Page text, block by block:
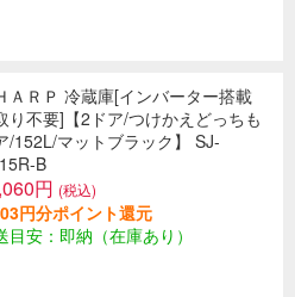
ＡＲＰ 冷蔵庫[インバーター搭載
り不要]【2ドア/つけかえどっちも
/152L/マットブラック】 SJ-
B
円 (税込)
円分ポイント還元
目安：即納（在庫あり）